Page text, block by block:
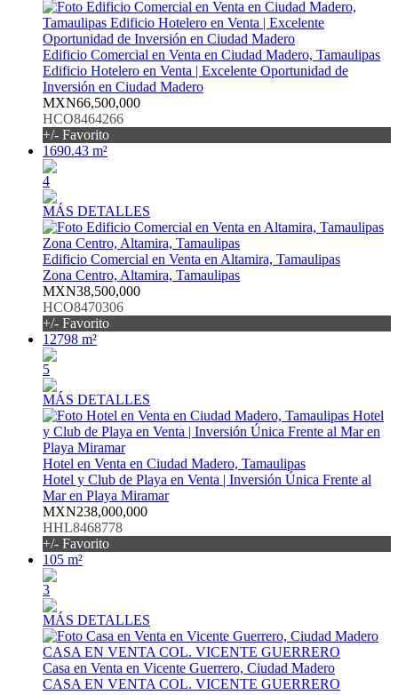
Edificio Comercial en Venta en Ciudad Madero, Tamaulipas
Edificio Hotelero en Venta | Excelente Oportunidad de
Inversión en Ciudad Madero
MXN66,500,000
HCO8464266
+/- Favorito
1690.43 m²
4
MÁS DETALLES
Edificio Comercial en Venta en Altamira, Tamaulipas
Zona Centro, Altamira, Tamaulipas
MXN38,500,000
HCO8470306
+/- Favorito
12798 m²
5
MÁS DETALLES
Hotel en Venta en Ciudad Madero, Tamaulipas
Hotel y Club de Playa en Venta | Inversión Única Frente al
Mar en Playa Miramar
MXN238,000,000
HHL8468778
+/- Favorito
105 m²
3
MÁS DETALLES
Casa en Venta en Vicente Guerrero, Ciudad Madero
CASA EN VENTA COL. VICENTE GUERRERO